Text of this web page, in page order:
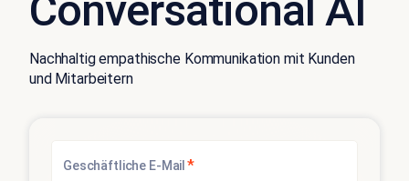
Conversational AI
Nachhaltig empathische Kommunikation mit Kunden
und Mitarbeitern
Geschäftliche E-Mail *